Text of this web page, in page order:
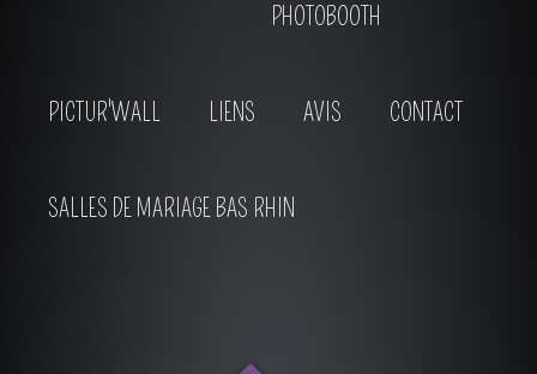
PHOTOBOOTH
PICTUR'WALL LIENS AVIS CONTACT
SALLES DE MARIAGE BAS RHIN